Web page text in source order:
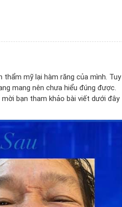
mỹ lại hàm răng của mình. Tuy
mang nên chưa hiểu đúng được.
bạn tham khảo bài viết dưới đây